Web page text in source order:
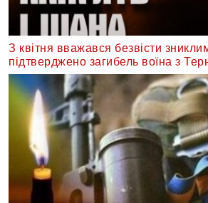
З квітня вважався безвісти
підтверджено загибель воїна з